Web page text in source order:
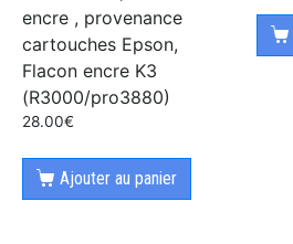
encre , provenance
cartouches Epson,
Flacon encre K3
(R3000/pro3880)
28.00€
Ajouter au panier